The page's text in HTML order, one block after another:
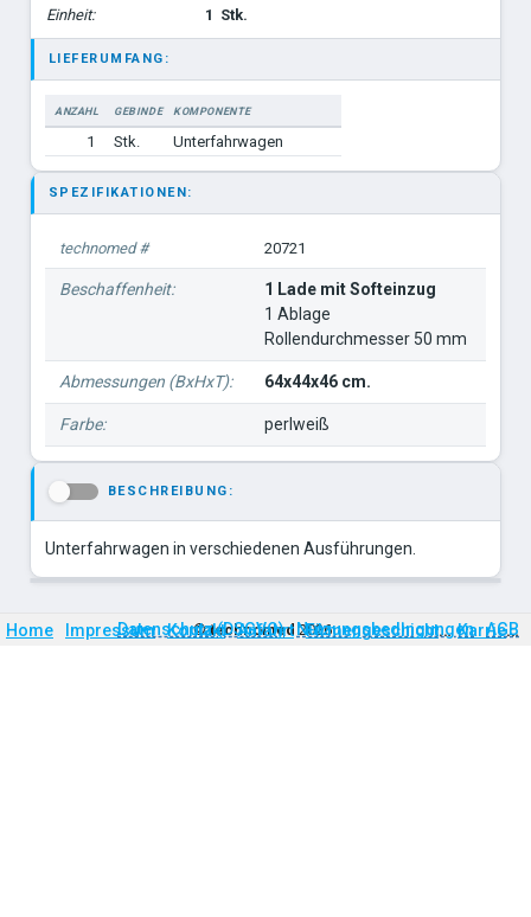
Einheit: 1 Stk.
LIEFERUMFANG:
ANZAHL GEBINDE
KOMPONENTE
1
Stk. Unterfahrwagen
SPEZIFIKATIONEN:
technomed # 20721
Beschaffenheit:
1 Lade mit Softeinzug
1 Ablage
Rollendurchmesser 50 mm
Abmessungen (BxHxT): 64x44x46 cm.
Farbe: perlweiß
BESCHREIBUNG:
Unterfahrwagen in verschiedenen Ausführungen.
Home Impressum Kontakt Anfahrt Firmengeschichte Karriere
©technomed 2026
Datenschutz (DSGVO) Nutzungsbedingungen AGB